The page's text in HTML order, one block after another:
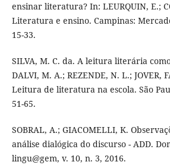
ensinar literatura? In: LEURQUIN, E.;
Literatura e ensino. Campinas:
15-33.
SILVA, M. C. da. A leitura literária
DALVI, M. A.; REZENDE, N. L.; JOVER,
Leitura de literatura na escola. São
51-65.
SOBRAL, A.; GIACOMELLI, K.
análise dialógica do discurso - ADD.
lingu@gem, v. 10, n. 3, 2016.